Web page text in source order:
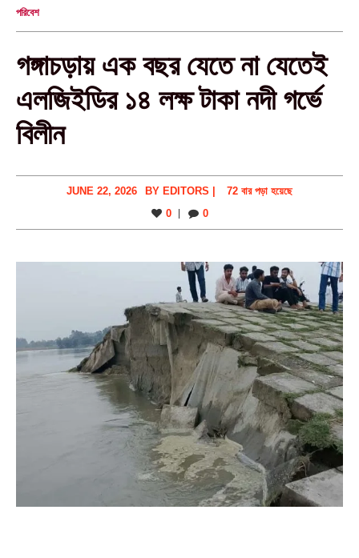
পরিবেশ
গঙ্গাচড়ায় এক বছর যেতে না যেতেই
এলজিইডির ১৪ লক্ষ টাকা নদী গর্ভে
বিলীন
JUNE 22, 2026 BY EDITORS |
72 বার পড়া হয়েছে
0
0